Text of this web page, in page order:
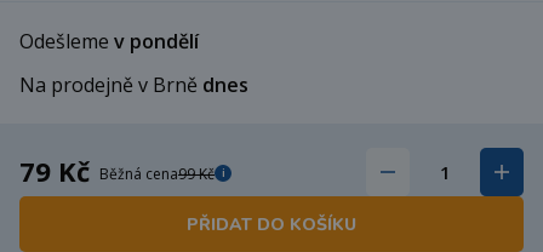
Odešleme v pondělí
Na prodejně v Brně dnes
79 Kč Běžná cena99 Kč i
PŘIDAT DO KOŠÍKU